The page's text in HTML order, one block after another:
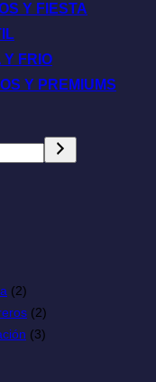
Y FIESTA
Y FRIO
Y PREMIUMS
(2)
(2)
(3)